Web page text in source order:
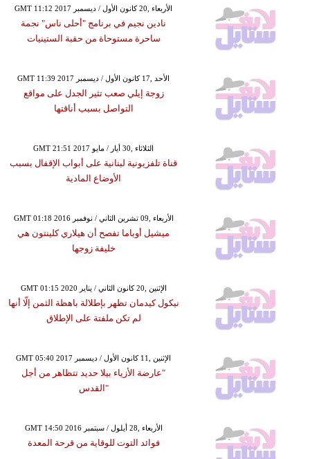
GMT 11:12 2017 الأربعاء ,20 كانون الأول / ديسمبر
نادين نجيم في برنامج "أحلى ناس" نجمة
ساحرة مستوحاة من حقبة الستينيات
GMT 11:39 2017 الأحد ,17 كانون الأول / ديسمبر
زوجة إيلي صعب تثير الجدل على مواقع
التواصل بسبب أناقتها
GMT 21:51 2017 الثلاثاء ,30 أيار / مايو
قناة تلفزيونية لبنانية على أبواب الإقفال بسبب
الأوضاع المادية
GMT 01:18 2016 الأربعاء ,09 تشرين الثاني / نوفمبر
ميشيل أوباما تفصح أن هيلاري كلينتون هي
خليفة زوجها
GMT 01:15 2020 الإثنين ,20 كانون الثاني / يناير
نيكول كيدمان تظهر بإطلالة باهظة الثمن إلّا أنها
لم تكن ملفتة على الإطلاق
GMT 05:40 2017 الإثنين ,11 كانون الأول / ديسمبر
"عارضة الأزياء بيلا حديد تتظاهر من أجل
"القدس
GMT 14:50 2016 الأربعاء ,28 أيلول / سبتمبر
فوائد التوت للوقاية من قرحة المعدة